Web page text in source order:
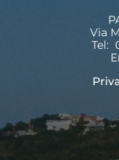
Via
Tel: